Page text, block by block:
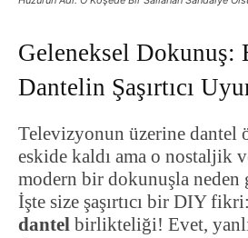
Geleneksel Dokunuş:
Dantelin Şaşırtıcı
Televizyonun üzerine dantel
eskide kaldı ama o nostaljik
modern bir dokunuşla neden
İşte size şaşırtıcı bir DIY
dantel birlikteliği! Evet,